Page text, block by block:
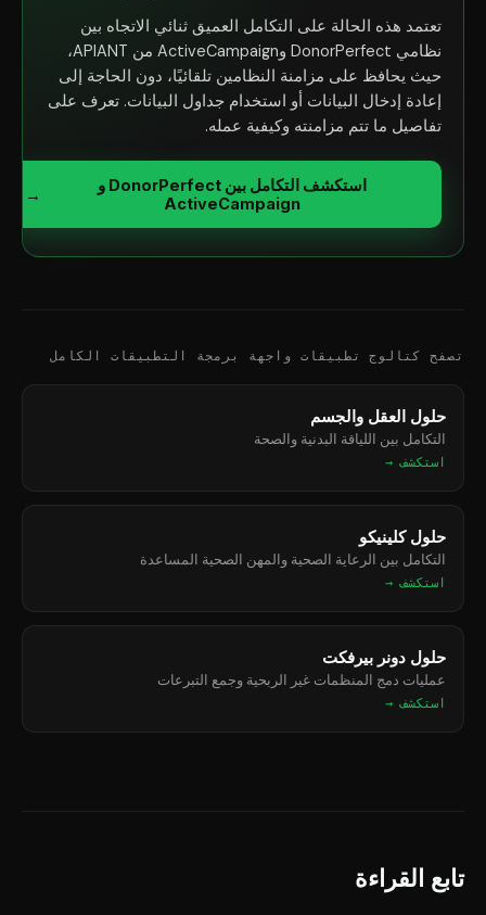
تعتمد هذه الحالة على التكامل العميق ثنائي الاتجاه بين
نظامي DonorPerfect وActiveCampaign من APIANT،
حيث يحافظ على مزامنة النظامين تلقائيًا، دون الحاجة إلى
إعادة إدخال البيانات أو استخدام جداول البيانات. تعرف على
تفاصيل ما تتم مزامنته وكيفية عمله.
استكشف التكامل بين DonorPerfect و
ActiveCampaign
→
تصفح كتالوج تطبيقات واجهة برمجة التطبيقات الكامل
حلول العقل والجسم
التكامل بين اللياقة البدنية والصحة
استكشف →
حلول كلينيكو
التكامل بين الرعاية الصحية والمهن الصحية المساعدة
استكشف →
حلول دونر بيرفكت
عمليات دمج المنظمات غير الربحية وجمع التبرعات
استكشف →
تابع القراءة